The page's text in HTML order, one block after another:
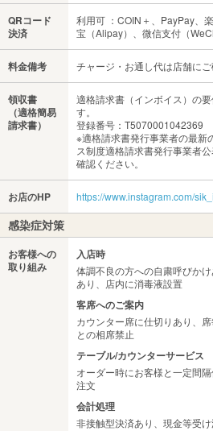
QRコード
決済
利用可 ：COIN＋、PayPay、
宝（Alipay）、微信支付（
料金備考 チャージ・お通し代は店舗にご
領収書
（適格簡易
請求書）
適格請求書（インボイス）の
す。
登録番号：T5070001042369
※適格請求書発行事業者の最新
ス制度適格請求書発行事業者
確認ください。
お店のHP https://www.instagram.com/
感染症対策
お客様への
取り組み
入店時
体調不良の方への自粛呼びか
あり、店内に消毒液設置
客席へのご案内
カウンター席に仕切りあり、
との相席禁止
テーブル/カウンターサービス
オーダー時にお客様と一定間
注文
会計処理
非接触型決済あり、現金等受